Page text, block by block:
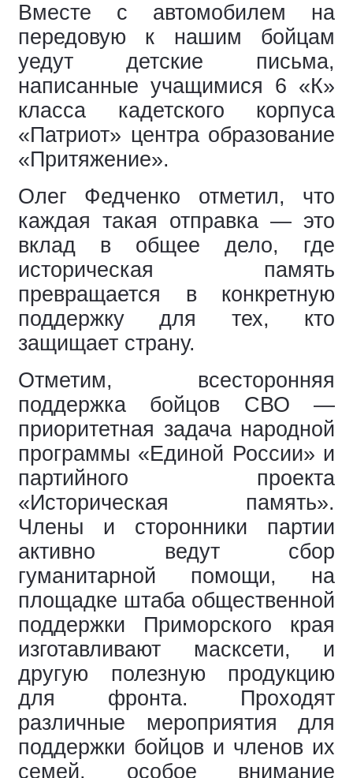
Вместе с автомобилем на
передовую к нашим бойцам
уедут детские письма,
написанные учащимися 6 «К»
класса кадетского корпуса
«Патриот» центра образование
«Притяжение».
Олег Федченко отметил, что
каждая такая отправка — это
вклад в общее дело, где
историческая память
превращается в конкретную
поддержку для тех, кто
защищает страну.
Отметим, всесторонняя
поддержка бойцов СВО —
приоритетная задача народной
программы «Единой России» и
партийного проекта
«Историческая память».
Члены и сторонники партии
активно ведут сбор
гуманитарной помощи, на
площадке штаба общественной
поддержки Приморского края
изготавливают масксети, и
другую полезную продукцию
для фронта. Проходят
различные мероприятия для
поддержки бойцов и членов их
семей, особое внимание